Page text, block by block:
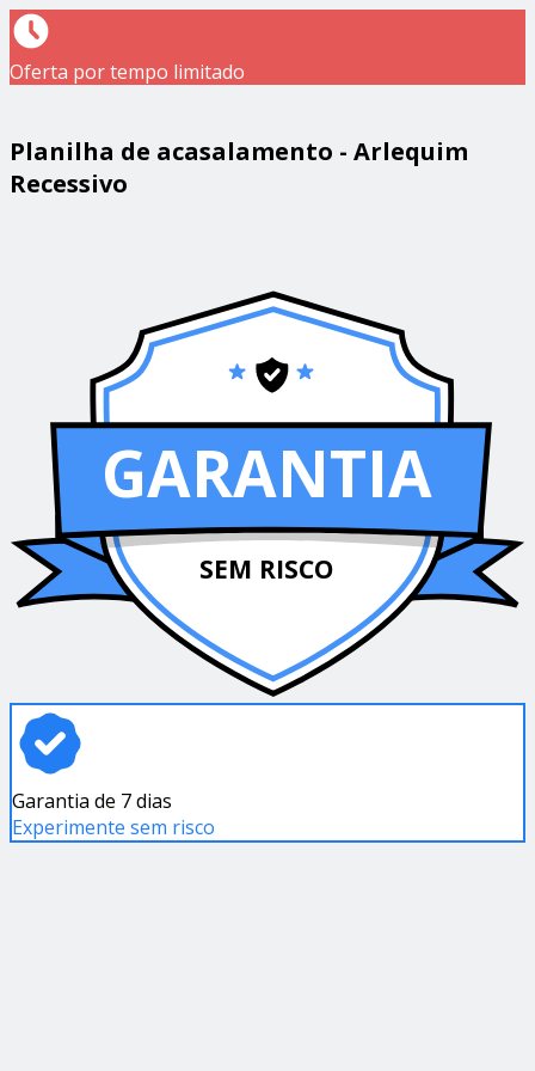
Oferta por tempo limitado
Planilha de acasalamento - Arlequim
Recessivo
GARANTIA
SEM RISCO
Garantia de 7 dias
Experimente sem risco